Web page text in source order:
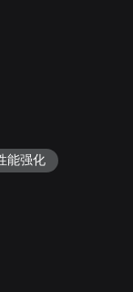
能强化